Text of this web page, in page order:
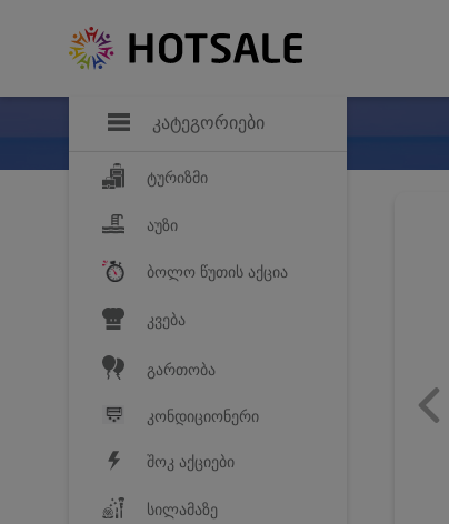
კატეგორიები
ტურიზმი
აუზი
ბოლო წუთის აქცია
კვება
გართობა
კონდიციონერი
შოკ აქციები
სილამაზე